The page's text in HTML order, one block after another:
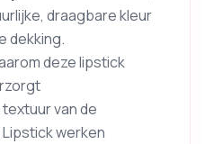
draagbare kleur
dekking.
deze lipstick
van de
werken